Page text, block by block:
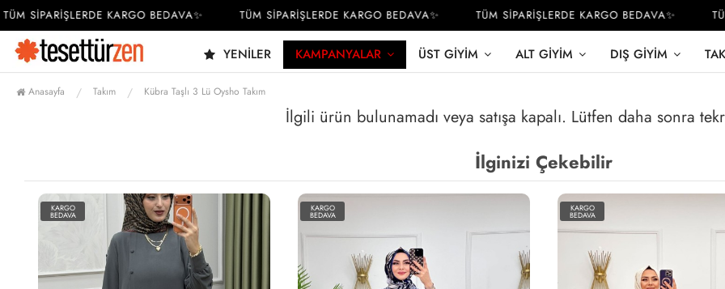
SİPARİŞLERDE KARGO BEDAVA✨ TÜM SİPARİŞLERDE KARGO BEDAVA✨ TÜM SİPARİŞLERDE KARGO BEDAVA✨
YENILER KAMPANYALAR ÜST GIYIM ALT GIYIM DIŞ GIYIM
Anasayfa Takım Kübra Taşlı 3 Lü Oysho Takım
İlgili ürün bulunamadı veya satışa kapalı. Lütfen daha sonra
İlginizi Çekebilir
KARGO
BEDAVA
KARGO
BEDAVA
KARGO
BEDAVA